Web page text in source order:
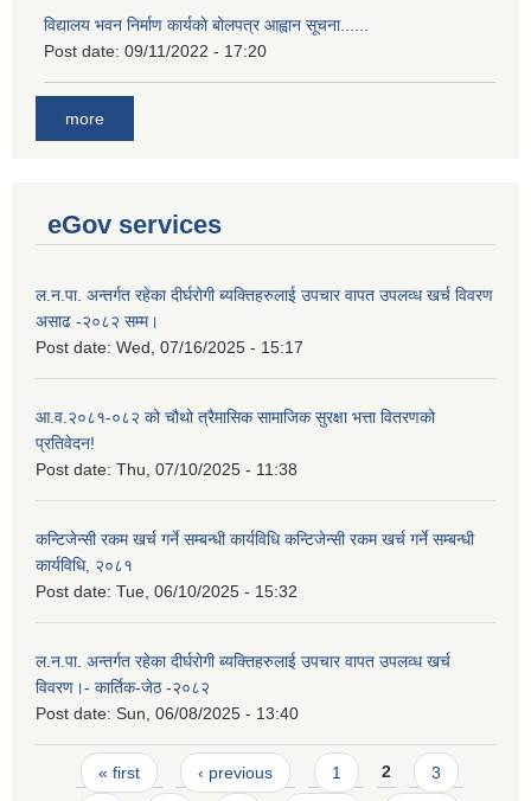
विद्यालय भवन निर्माण कार्यको बोलपत्र आह्वान सूचना......
Post date: 09/11/2022 - 17:20
more
eGov services
ल.न.पा. अन्तर्गत रहेका दीर्घरोगी ब्यक्तिहरुलाई उपचार वापत उपलव्ध खर्च विवरण
असाढ -२०८२ सम्म।
Post date: Wed, 07/16/2025 - 15:17
आ.व.२०८१-०८२ को चौथो त्रैमासिक सामाजिक सुरक्षा भत्ता वितरणको
प्रतिवेदन!
Post date: Thu, 07/10/2025 - 11:38
कन्टिजेन्सी रकम खर्च गर्ने सम्बन्धी कार्यविधि कन्टिजेन्सी रकम खर्च गर्ने सम्बन्धी
कार्यविधि, २०८१
Post date: Tue, 06/10/2025 - 15:32
ल.न.पा. अन्तर्गत रहेका दीर्घरोगी ब्यक्तिहरुलाई उपचार वापत उपलव्ध खर्च
विवरण।- कार्तिक-जेठ -२०८२
Post date: Sun, 06/08/2025 - 13:40
Pages
« first ‹ previous 1 2 3